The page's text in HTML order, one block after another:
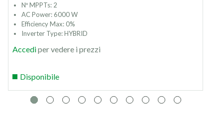
Nº MPPTs: 2
AC Power: 6000 W
Efficiency Max: 0%
Inverter Type: HYBRID
Accediper vedere i prezzi
Disponibile